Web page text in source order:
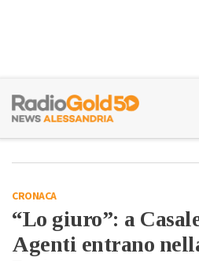
CRONACA
“Lo giuro”: a
Agenti entrano